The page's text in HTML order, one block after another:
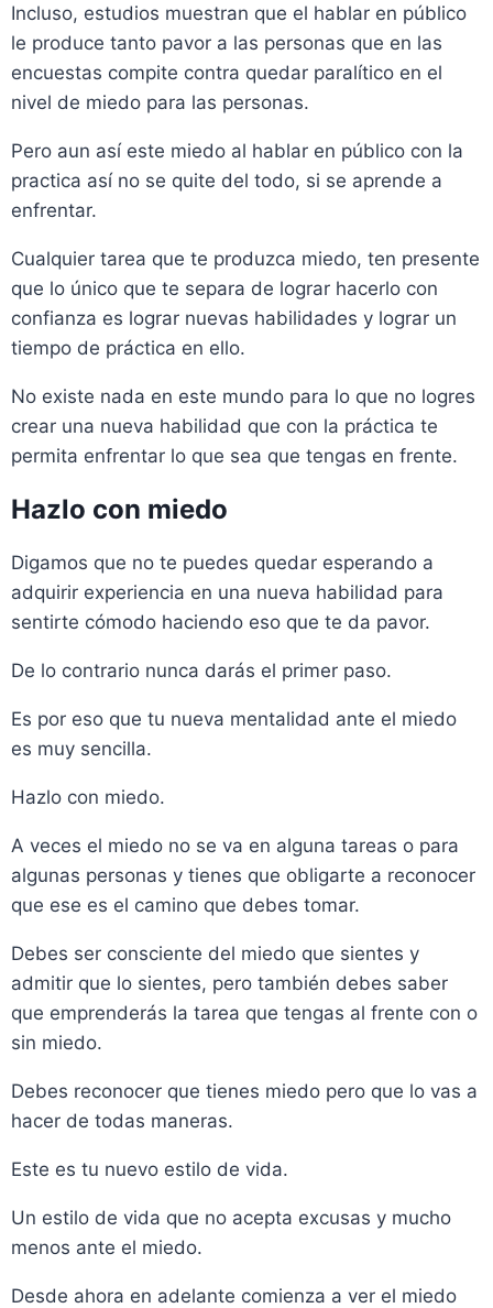
Incluso, estudios muestran que el hablar en público
le produce tanto pavor a las personas que en las
encuestas compite contra quedar paralítico en el
nivel de miedo para las personas.
Pero aun así este miedo al hablar en público con la
practica así no se quite del todo, si se aprende a
enfrentar.
Cualquier tarea que te produzca miedo, ten presente
que lo único que te separa de lograr hacerlo con
confianza es lograr nuevas habilidades y lograr un
tiempo de práctica en ello.
No existe nada en este mundo para lo que no logres
crear una nueva habilidad que con la práctica te
permita enfrentar lo que sea que tengas en frente.
Hazlo con miedo
Digamos que no te puedes quedar esperando a
adquirir experiencia en una nueva habilidad para
sentirte cómodo haciendo eso que te da pavor.
De lo contrario nunca darás el primer paso.
Es por eso que tu nueva mentalidad ante el miedo
es muy sencilla.
Hazlo con miedo.
A veces el miedo no se va en alguna tareas o para
algunas personas y tienes que obligarte a reconocer
que ese es el camino que debes tomar.
Debes ser consciente del miedo que sientes y
admitir que lo sientes, pero también debes saber
que emprenderás la tarea que tengas al frente con o
sin miedo.
Debes reconocer que tienes miedo pero que lo vas a
hacer de todas maneras.
Este es tu nuevo estilo de vida.
Un estilo de vida que no acepta excusas y mucho
menos ante el miedo.
Desde ahora en adelante comienza a ver el miedo